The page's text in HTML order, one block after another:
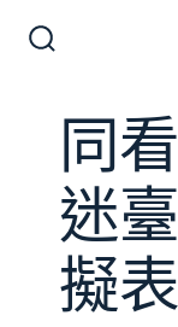
切
開
關同
迷
擬